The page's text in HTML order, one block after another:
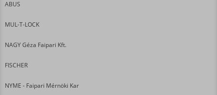
ABUS
MUL-T-LOCK
NAGY Géza Faipari Kft.
FISCHER
NYME - Faipari Mérnöki Kar